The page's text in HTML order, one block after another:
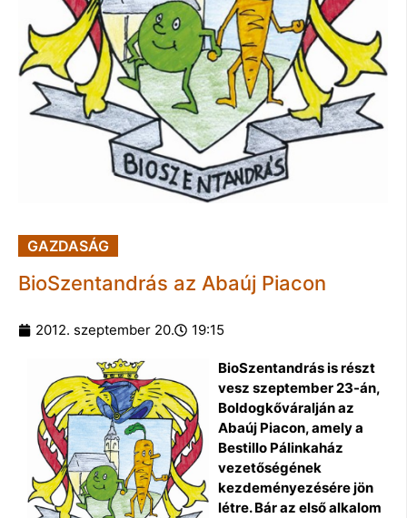
GAZDASÁG
BioSzentandrás az Abaúj Piacon
2012. szeptember 20. 19:15
BioSzentandrás is részt
vesz szeptember 23-án,
Boldogkőváralján az
Abaúj Piacon, amely a
Bestillo Pálinkaház
vezetőségének
kezdeményezésére jön
létre. Bár az első alkalom